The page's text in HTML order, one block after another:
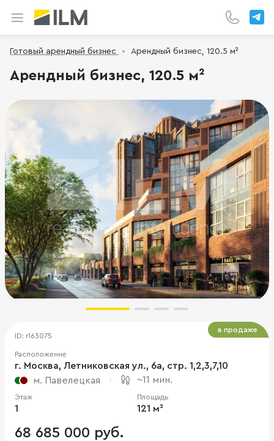
Готовый арендный бизнес Арендный бизнес, 120.5 м²
Арендный бизнес, 120.5 м²
ID: r163075
Расположение
г. Москва, Летниковская ул., 6а, стр. 1,2,3,7,10
м. Павелецкая
~11 мин.
Этаж
1
Площадь
121 м²
68 685 000 руб.
в продаже